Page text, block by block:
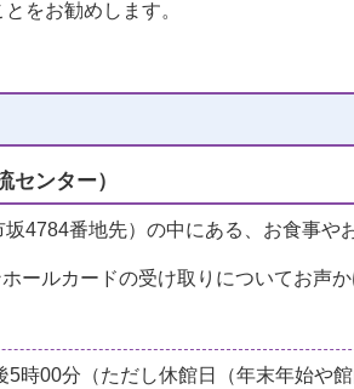
をお勧めします。
ンター）
4784番地先）の中にある、お食事や
ールカードの受け取りについてお声か
時00分（ただし休館日（年末年始や館